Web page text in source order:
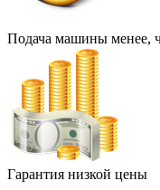
Подача машины менее,
Гарантия низкой цены